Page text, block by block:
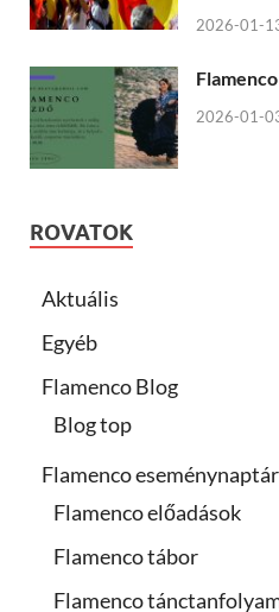
2026-01-
2026-01-
ROVATOK
Aktuális
Egyéb
Flamenco Blog
Blog top
Flamenco eseménynaptár
Flamenco előadások
Flamenco tábor
Flamenco